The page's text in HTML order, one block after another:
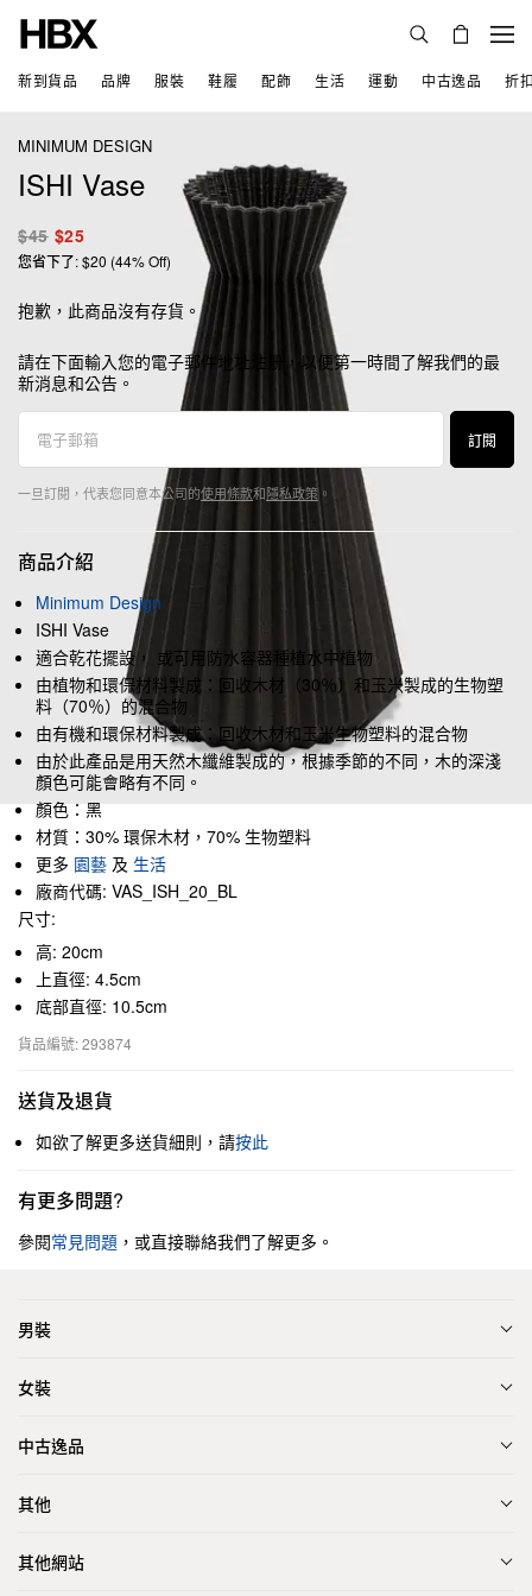
新到貨品 品牌 服裝 鞋履 配飾 生活 運動 中古逸品 折
MINIMUM DESIGN
ISHI Vase
$45 $25
您省下了: $20 (44% Off)
抱歉，此商品沒有存貨。
請在下面輸入您的電子郵件地址注册，以便第一時間了解我們的最
新消息和公告。
訂閱
一旦訂閱，代表您同意本公司的使用條款和隱私政策。
商品介紹
Minimum Design
ISHI Vase
適合乾花擺設， 或可用防水容器種植水中植物
由植物和環保材料製成：回收木材（30％）和玉米製成的生物塑
料（70％）的混合物
由有機和環保材料製成：回收木材和玉米生物塑料的混合物
由於此產品是用天然木纖維製成的，根據季節的不同，木的深淺
顏色可能會略有不同。
顏色：黑
材質：30% 環保木材，70% 生物塑料
更多 園藝 及 生活
廠商代碼: VAS_ISH_20_BL
尺寸:
高: 20cm
上直徑: 4.5cm
底部直徑: 10.5cm
貨品編號: 293874
送貨及退貨
如欲了解更多送貨細則，請按此
有更多問題?
參閱常見問題 ，或直接聯絡我們了解更多。
男裝
女裝
中古逸品
其他
其他網站